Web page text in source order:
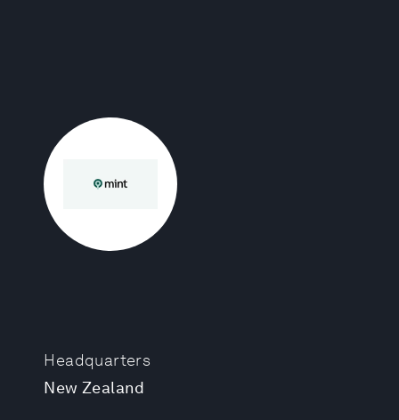
Headquarters
New Zealand